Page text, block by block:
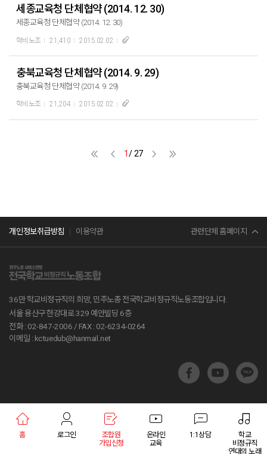
할 수 있다는 내용이고, 규정은 전보의 일반 원칙과 기준입니다. 규정부터 보
면 좋을 듯 합니다.
세종교육청 단체협약 (2014. 12. 30)
세종교육청 단체협약 (2014. 12. 30)
학비노조 21,410 2015.02.02
충북교육청 단체협약 (2014. 9. 29)
충북교육청 단체협약 (2014. 9. 29)
학비노조 21,204 2015.02.02
1/ 27
개인정보취급방침 이용약관 관련단체 홈페이지
민주노총
전교조
진보당
학교알리미
교육통계서비스
36만 학교비정규직의 희망, 민주노총 전국학교비정규직노동조합입니다.
서울 용산구 한강대로 329 예안빌딩 6층
전화 : 02-847-2006 / FAX : 02-6234-0264
이메일 : kctuedub@hanmail.net
홈 로그인
조합원
가입신청
온라인
교육
1:1상담
학교
비정규직
연대의 노래